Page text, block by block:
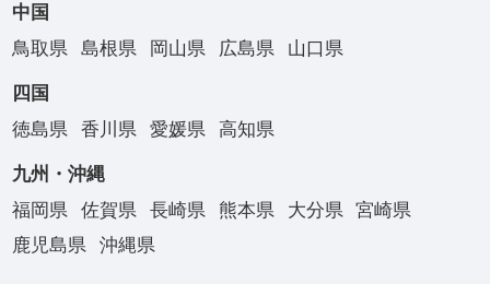
中国
鳥取県
島根県 岡山県 広島県 山口県
四国
徳島県
香川県 愛媛県 高知県
九州・沖縄
福岡県
佐賀県 長崎県 熊本県 大分県
宮崎県
鹿児島県
沖縄県